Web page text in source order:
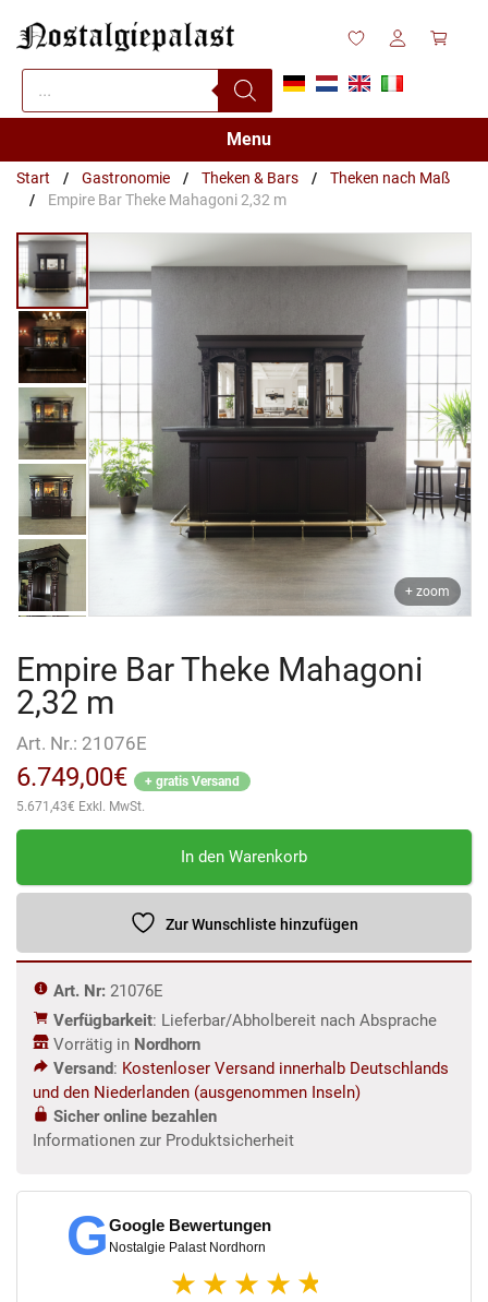
Inhalt
springen
Products
search
Menu
Start / Gastronomie / Theken & Bars /
Theken nach Maß
/
Empire Bar Theke Mahagoni 2,32 m
+ zoom
Empire Bar Theke Mahagoni
2,32 m
Art. Nr.: 21076E
6.749,00€
+ gratis Versand
5.671,43€ Exkl. MwSt.
Empire
Theke
2,32
In den Warenkorb
Zur Wunschliste hinzufügen
Art. Nr: 21076E
Verfügbarkeit: Lieferbar/Abholbereit nach Absprache
Vorrätig in Nordhorn
Versand: Kostenloser Versand innerhalb Deutschlands
und den Niederlanden (ausgenommen Inseln)
Sicher online bezahlen
Informationen zur Produktsicherheit
GGoogle Bewertungen
Nostalgie Palast Nordhorn
★★★★ ★